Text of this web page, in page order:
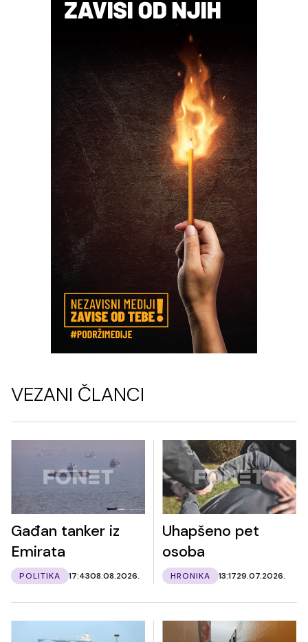
VEZANI ČLANCI
Gađan tanker iz
Emirata
POLITIKA 17:4308.08.2026.
Uhapšeno pet
osoba
HRONIKA 13:1729.07.2026.